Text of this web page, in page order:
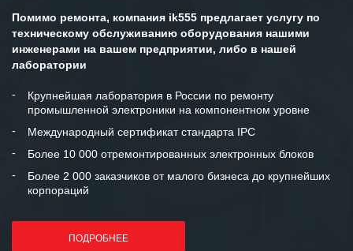
Помимо ремонта, компания ik555 предлагает услугу по
техническому обслуживанию оборудования нашими
инженерами на вашем предприятии, либо в нашей
лаборатории
Крупнейшая лаборатория в России по ремонту
промышленной электроники на компонентном уровне
Международный сертификат стандарта IPC
Более 10 000 отремонтированных электронных блоков
Более 2 000 заказчиков от малого бизнеса до крупнейших
корпораций
ПОДРОБНЕЕ